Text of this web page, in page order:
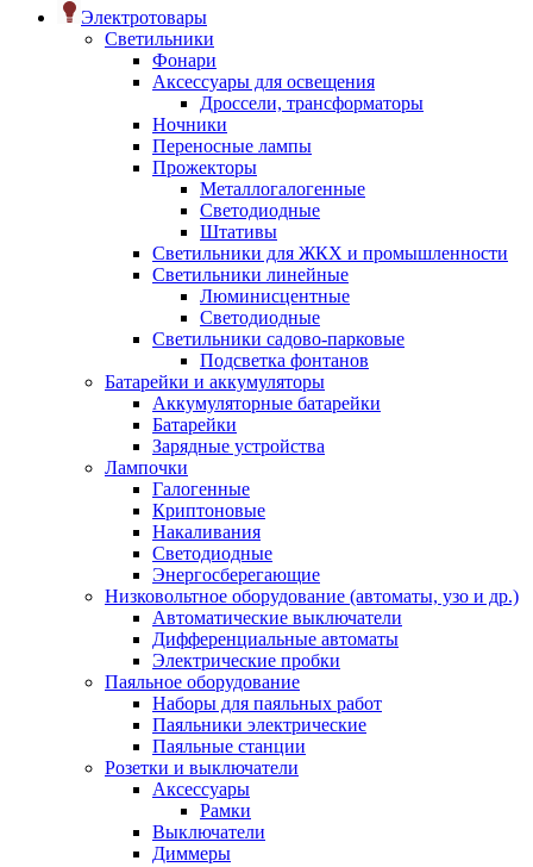
Электротовары
Светильники
Фонари
Аксессуары для освещения
Дроссели, трансформаторы
Ночники
Переносные лампы
Прожекторы
Металлогалогенные
Светодиодные
Штативы
Светильники для ЖКХ и промышленности
Светильники линейные
Люминисцентные
Светодиодные
Светильники садово-парковые
Подсветка фонтанов
Батарейки и аккумуляторы
Аккумуляторные батарейки
Батарейки
Зарядные устройства
Лампочки
Галогенные
Криптоновые
Накаливания
Светодиодные
Энергосберегающие
Низковольтное оборудование (автоматы, узо и др.)
Автоматические выключатели
Дифференциальные автоматы
Электрические пробки
Паяльное оборудование
Наборы для паяльных работ
Паяльники электрические
Паяльные станции
Розетки и выключатели
Аксессуары
Рамки
Выключатели
Диммеры